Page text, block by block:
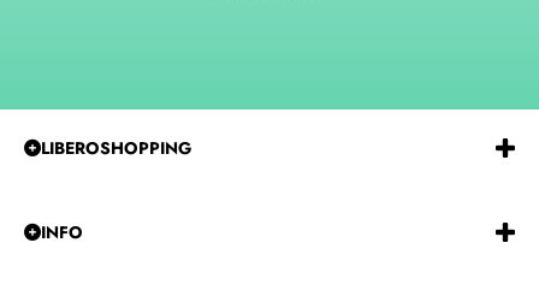
LIBEROSHOPPING
REA:BA-585915
INFO